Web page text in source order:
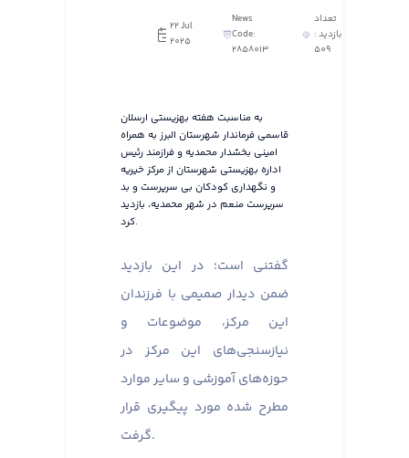
22 Jul
2025
News
Code:
2858013
تعداد
بازدید :
509
به مناسبت هفته بهزیستی ارسلان
قاسمی فرماندار شهرستان البرز به همراه
امینی بخشدار محمدیه و فرازمند رئیس
اداره بهزیستی شهرستان از مرکز خیریه
و نگهداری کودکان بی سرپرست و بد
سرپرست منعم در شهر محمدیه، بازدید
کرد.
گفتنی است؛ در این بازدید
ضمن دیدار صمیمی با فرزندان
این مرکز، موضوعات و
نیازسنجی‌های این مرکز در
حوزه‌های آموزشی و سایر موارد
مطرح شده مورد پیگیری قرار
گرفت.